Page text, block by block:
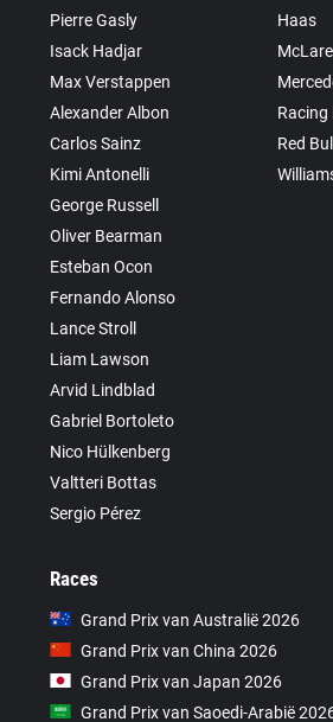
Pierre Gasly
Isack Hadjar
Max Verstappen
Alexander Albon
Carlos Sainz
Kimi Antonelli
George Russell
Oliver Bearman
Esteban Ocon
Fernando Alonso
Lance Stroll
Liam Lawson
Arvid Lindblad
Gabriel Bortoleto
Nico Hülkenberg
Valtteri Bottas
Sergio Pérez
Haas
Racing
Red
Races
Grand Prix van Australië 2026
Grand Prix van China 2026
Grand Prix van Japan 2026
Grand Prix van Saoedi-Arabië